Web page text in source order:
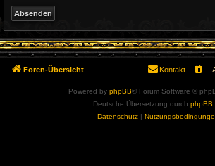
Foren-Übersicht Kontakt
Powered by phpBB® Forum Software ©
Deutsche Übersetzung durch
Datenschutz|